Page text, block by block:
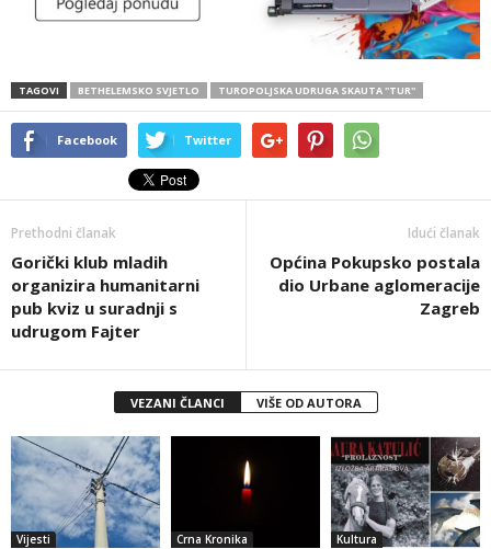
TAGOVI BETHELEMSKO SVJETLO TUROPOLJSKA UDRUGA SKAUTA ''TUR''
Facebook Twitter
Prethodni članak
Gorički klub mladih
organizira humanitarni
pub kviz u suradnji s
udrugom Fajter
Idući članak
Općina Pokupsko postala
dio Urbane aglomeracije
Zagreb
VEZANI ČLANCI VIŠE OD AUTORA
Vijesti Crna Kronika Kultura